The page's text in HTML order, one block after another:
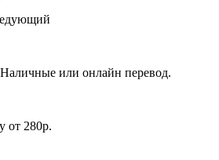
или онлайн перевод.
от 280р.